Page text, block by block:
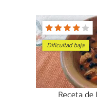
Dificultad baja